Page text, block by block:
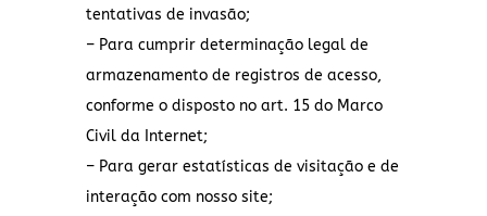
tentativas de invasão;
– Para cumprir determinação legal de
armazenamento de registros de acesso,
conforme o disposto no art. 15 do Marco
Civil da Internet;
– Para gerar estatísticas de visitação e de
interação com nosso site;